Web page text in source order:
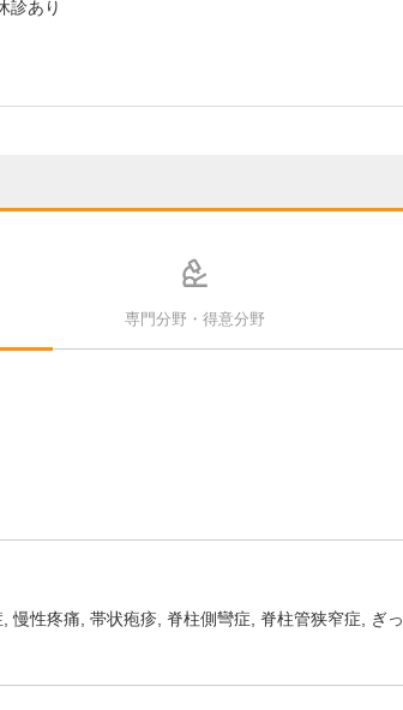
診あり
専門分野・得意分野
慢性疼痛 帯状疱疹 脊柱側彎症 脊柱管狭窄症 ぎ